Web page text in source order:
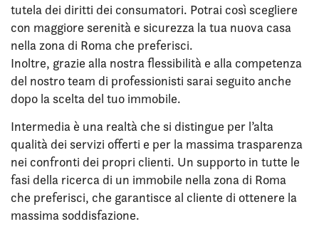
tutela dei diritti dei consumatori. Potrai così scegliere
con maggiore serenità e sicurezza la tua nuova casa
nella zona di Roma che preferisci.
Inoltre, grazie alla nostra flessibilità e alla competenza
del nostro team di professionisti sarai seguito anche
dopo la scelta del tuo immobile.
Intermedia è una realtà che si distingue per l’alta
qualità dei servizi offerti e per la massima trasparenza
nei confronti dei propri clienti. Un supporto in tutte le
fasi della ricerca di un immobile nella zona di Roma
che preferisci, che garantisce al cliente di ottenere la
massima soddisfazione.